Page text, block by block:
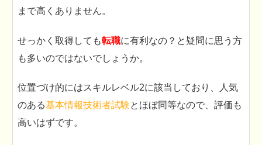
まで高くありません。
せっかく取得しても転職に有利なの？と疑問に思う方
も多いのではないでしょうか。
位置づけ的にはスキルレベル2に該当しており、人気
のある基本情報技術者試験とほぼ同等なので、評価も
高いはずです。